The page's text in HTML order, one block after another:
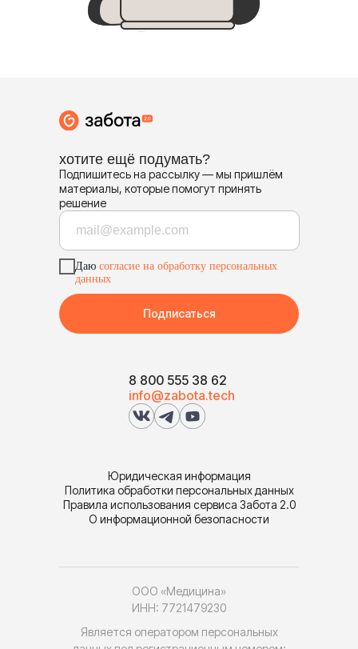
ООО «Медицина»
ИНН: 7721479230
Юридическая информация
Политика обработки персональных данных
Правила использования сервиса Забота 2.0
О информационной безопасности
Является оператором персональных
8 800 555 38 62
info@zabota.tech
хотите ещё подумать?
Подпишитесь на рассылку — мы пришлём
материалы, которые помогут принять
решение
Даю согласие на обработку персональных
данных
Подписаться